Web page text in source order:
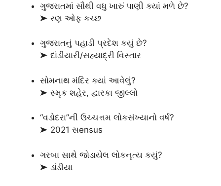
ગુજરાતમાં સૌથી વધુ ખારું પાણી ક્યાં મળે છે?
➤ રણ ઓફ કચ્છ
ગુજરાતનું પહાડી પ્રદેશ કયું છે?
➤ દાંડીયારી/સહ્યાદ્રી વિસ્તાર
સોમનાથ મંદિર ક્યાં આવેલું?
➤ સ્મૃક શહેર, દ્વારકા જીલ્લો
“વડોદરા”ની ઉચ્ચત્તમ લોકસંખ્યાનો વર્ષ?
➤ 2021 સensus
ગરબા સાથે જોડાયેલ લોકનૃત્ય કયું?
➤ ડાંડીયા